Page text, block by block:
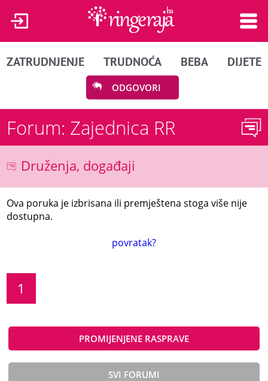
ZATRUDNJENJE TRUDNOĆA BEBA DIJETE
ODGOVORI
Forum: Zajednica RR
Druženja, događaji
Ova poruka je izbrisana ili premještena stoga više nije
dostupna.
povratak?
1
PROMIJENJENE RASPRAVE
SVI FORUMI